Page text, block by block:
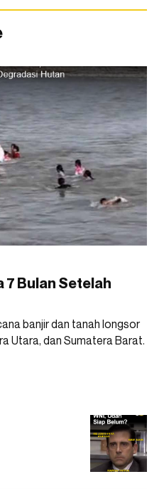
7 Bulan Setelah
banjir dan tanah longsor
Utara, dan Sumatera Barat.